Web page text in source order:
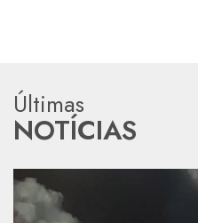
Últimas
NOTÍCIAS